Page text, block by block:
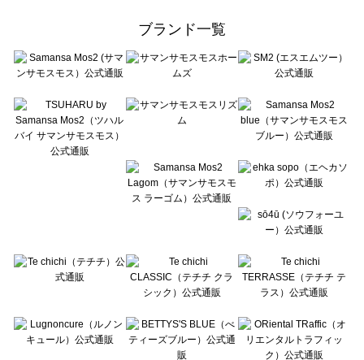
Te chichi（テチチ）の一覧
Te chichi CLASSIC（テチチ クラシック）の一覧
Lugnoncure（ルノンキュール）の一覧
BETTY'S BLUE（べティーズブルー）の一覧
Wpc.（ワールドパーティー）の一覧
ブランド一覧